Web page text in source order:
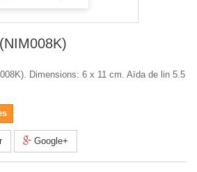
Dimensions: 6 x 11 cm. Aïda de lin 5.5
Google+